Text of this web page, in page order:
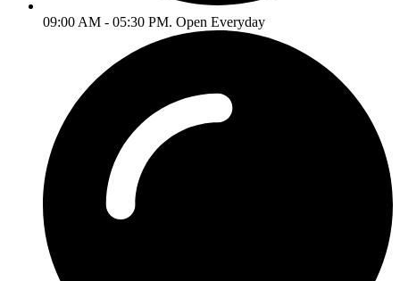
09:00 AM - 05:30 PM. Open Everyday